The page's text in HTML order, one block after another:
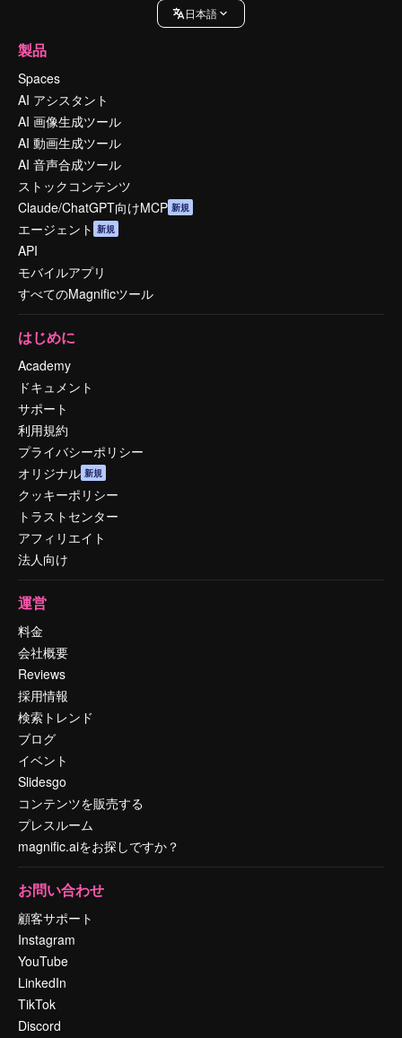
日本語
製品
Spaces
AI アシスタント
AI 画像生成ツール
AI 動画生成ツール
AI 音声合成ツール
ストックコンテンツ
Claude/ChatGPT向けMCP 新規
エージェント 新規
API
モバイルアプリ
すべてのMagnificツール
はじめに
Academy
ドキュメント
サポート
利用規約
プライバシーポリシー
オリジナル 新規
クッキーポリシー
トラストセンター
アフィリエイト
法人向け
運営
料金
会社概要
Reviews
採用情報
検索トレンド
ブログ
イベント
Slidesgo
コンテンツを販売する
プレスルーム
magnific.aiをお探しですか？
お問い合わせ
顧客サポート
Instagram
YouTube
LinkedIn
TikTok
Discord